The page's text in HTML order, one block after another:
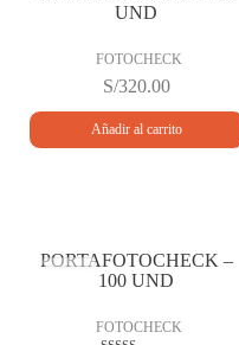
UND
FOTOCHECK
S/320.00
Añadir al carrito
PORTAFOTOCHECK –
100 UND
FOTOCHECK